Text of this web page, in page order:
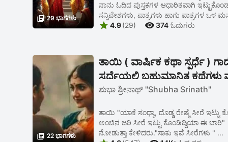
 29 ಭಾಗಗಳು
ನಾನು ಓದಿದ ಪುಸ್ತಕಗಳ ಆಧಾರಿತವಾಗಿ
ಸನ್ನಿವೇಶಗಳು, ಪಾತ್ರಗಳು ಹಾಗು ಪಾತ್ರಗಳ ಒಳ
 4.9(29)  374 ಓದುಗರು
 22 ಭಾಗಗಳು
ತಾಯಿ ( ವಾರ್ಷಿಕ ಕಥಾ ಸ್ಪರ್ಧೆ )
ಸ್ಪರ್ದೆಯಲ್ಲಿ ಬಹುಮಾನಿತ ಕಥೆಗಳು
ಮೆಚ್ಚುಗೆ ಪಡೆದ ಕಥೆಗಳು
ಶುಭಾ ಶ್ರೀನಾಥ್ "Shubha Srinath"
ತಾಯಿ "ಯಾಕೆ ಸಂಧ್ಯಾ, ದೊಡ್ಡ ರೇಷ್ಮೆ ಸೀರೆ ಇಟ್ಟು
ಅಂಚಿನ ಜರಿ ಸೀರೆ ಇಟ್ಟು ಕೊಂಡಿದ್ದಿಯಾ ಈ
ನೋಡುತ್ತಾ ಕೇಳಿದರು."ಸಾಕು ಇವೆ ಸೀರೆಗಳು " ...